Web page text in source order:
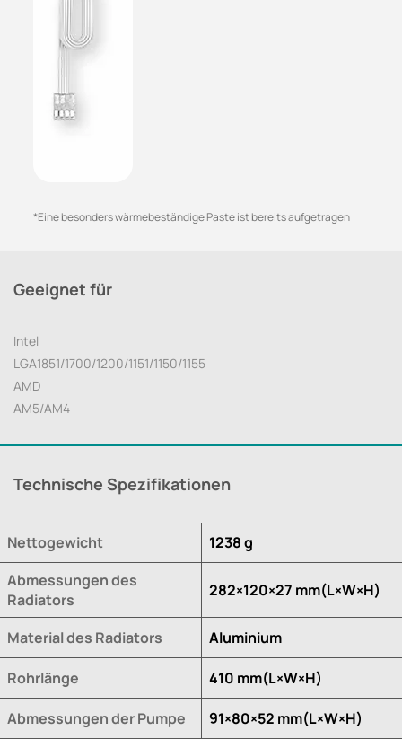
*Eine besonders wärmebeständige Paste ist bereits aufgetragen
Geeignet für
Intel
LGA1851/1700/1200/1151/1150/1155
AMD
AM5/AM4
Technische Spezifikationen
Nettogewicht
1238 g
Abmessungen des
Radiators
282×120×27 mm(L×W×H)
Material des Radiators Aluminium
Rohrlänge 410 mm(L×W×H)
Abmessungen der Pumpe 91×80×52 mm(L×W×H)